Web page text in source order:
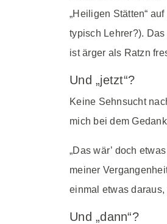
„Heiligen Stätten“
typisch Lehrer?).
ist ärger als Ratzn
Und „jetzt“?
Keine Sehnsucht
mich bei dem
„Das wär’ doch
meiner
einmal etwas
Und „dann“?